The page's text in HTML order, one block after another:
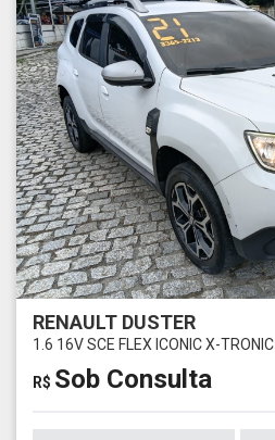
RENAULT DUSTER
1.6 16V SCE FLEX ICONIC X-TRONIC
R$ Sob Consulta